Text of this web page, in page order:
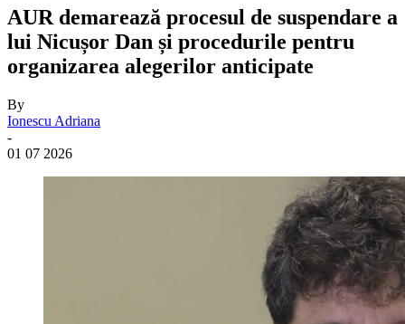
AUR demarează procesul de suspendare a
lui Nicușor Dan și procedurile pentru
organizarea alegerilor anticipate
By
Ionescu Adriana
-
01 07 2026